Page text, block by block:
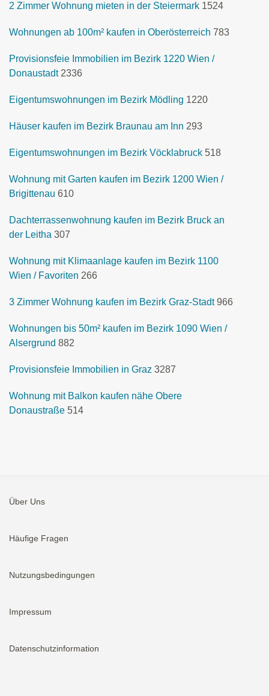
2 Zimmer Wohnung mieten in der Steiermark 1524
Wohnungen ab 100m² kaufen in Oberösterreich 783
Provisionsfeie Immobilien im Bezirk 1220 Wien /
Donaustadt 2336
Eigentumswohnungen im Bezirk Mödling 1220
Häuser kaufen im Bezirk Braunau am Inn 293
Eigentumswohnungen im Bezirk Vöcklabruck 518
Wohnung mit Garten kaufen im Bezirk 1200 Wien /
Brigittenau 610
Dachterrassenwohnung kaufen im Bezirk Bruck an
der Leitha 307
Wohnung mit Klimaanlage kaufen im Bezirk 1100
Wien / Favoriten 266
3 Zimmer Wohnung kaufen im Bezirk Graz-Stadt 966
Wohnungen bis 50m² kaufen im Bezirk 1090 Wien /
Alsergrund 882
Provisionsfeie Immobilien in Graz 3287
Wohnung mit Balkon kaufen nähe Obere
Donaustraße 514
Über Uns
Häufige Fragen
Nutzungsbedingungen
Impressum
Datenschutzinformation